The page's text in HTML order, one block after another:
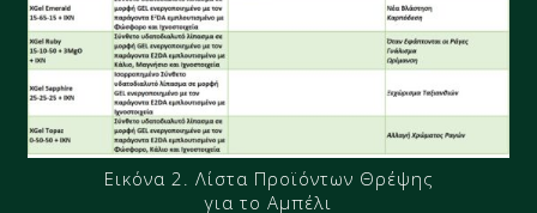
Εικόνα 2. Λίστα Προϊόντων Θρέψης
για το Αμπέλι